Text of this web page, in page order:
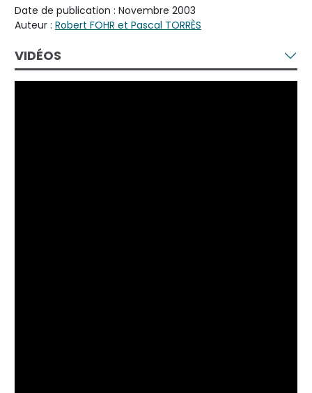
Date de publication : Novembre 2003
Auteur : Robert FOHR et Pascal TORRÈS
VIDÉOS